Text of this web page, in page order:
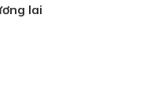
lai